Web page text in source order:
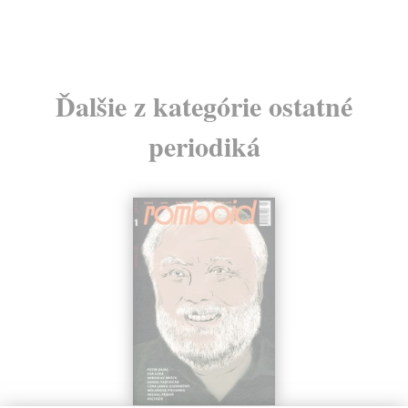
Ďalšie z kategórie ostatné
periodiká